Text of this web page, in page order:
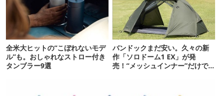
全米大ヒットの“こぼれないモデ
ル”も。おしゃれなストロー付き
タンブラー9選
バンドックまだ安い。久々の新
作「ソロドーム1 EX」が発
売！“メッシュインナー”だけで